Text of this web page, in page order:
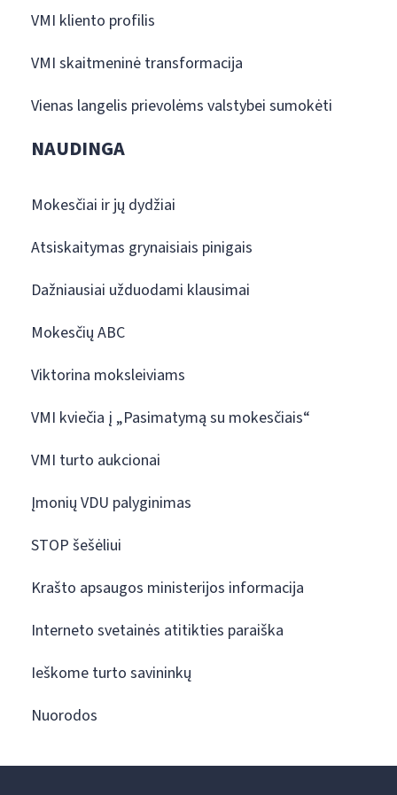
VMI kliento profilis
VMI skaitmeninė transformacija
Vienas langelis prievolėms valstybei sumokėti
NAUDINGA
Mokesčiai ir jų dydžiai
Atsiskaitymas grynaisiais pinigais
Dažniausiai užduodami klausimai
Mokesčių ABC
Viktorina moksleiviams
VMI kviečia į „Pasimatymą su mokesčiais“
VMI turto aukcionai
Įmonių VDU palyginimas
STOP šešėliui
Krašto apsaugos ministerijos informacija
Interneto svetainės atitikties paraiška
Ieškome turto savininkų
Nuorodos